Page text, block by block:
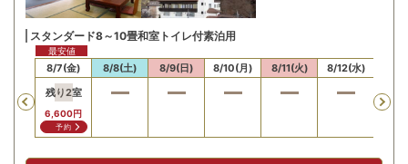
スタンダード8～10畳和室トイレ付素泊用
Previous
8/7(金)
残り2室
6,600円
予約
最安値
8/8(土) 8/9(日) 8/10(月) 8/11(火) 8/12(水)